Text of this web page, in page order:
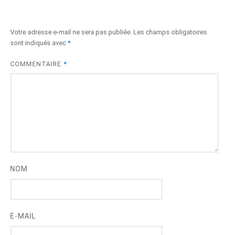
Votre adresse e-mail ne sera pas publiée. Les champs obligatoires
sont indiqués avec *
COMMENTAIRE *
NOM
E-MAIL